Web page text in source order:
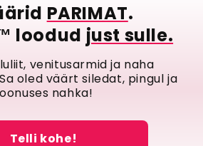
PARIMAT.
loodud just sulle.
venitusarmid ja naha
oled väärt siledat, pingul ja
nahka!
Telli kohe!